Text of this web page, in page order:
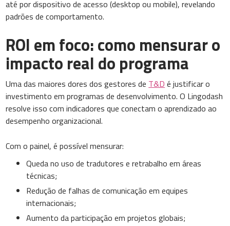
até por dispositivo de acesso (desktop ou mobile), revelando
padrões de comportamento.
ROI em foco: como mensurar o
impacto real do programa
Uma das maiores dores dos gestores de T&D é justificar o
investimento em programas de desenvolvimento. O Lingodash
resolve isso com indicadores que conectam o aprendizado ao
desempenho organizacional.
Com o painel, é possível mensurar:
Queda no uso de tradutores e retrabalho em áreas
técnicas;
Redução de falhas de comunicação em equipes
internacionais;
Aumento da participação em projetos globais;